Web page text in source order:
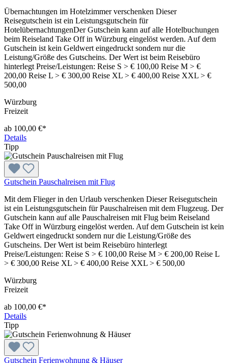
Übernachtungen im Hotelzimmer verschenken Dieser
Reisegutschein ist ein Leistungsgutschein für
HotelübernachtungenDer Gutschein kann auf alle Hotelbuchungen
beim Reiseland Take Off in Würzburg eingelöst werden. Auf dem
Gutschein ist kein Geldwert eingedruckt sondern nur die
Leistung/Größe des Gutscheins. Der Wert ist beim Reisebüro
hinterlegt Preise/Leistungen: Reise S > € 100,00 Reise M > €
200,00 Reise L > € 300,00 Reise XL > € 400,00 Reise XXL > €
500,00
Würzburg
Freizeit
ab 100,00 €*
Details
Tipp
Gutschein Pauschalreisen mit Flug
Mit dem Flieger in den Urlaub verschenken Dieser Reisegutschein
ist ein Leistungsgutschein für Pauschalreisen mit dem Flugzeug. Der
Gutschein kann auf alle Pauschalreisen mit Flug beim Reiseland
Take Off in Würzburg eingelöst werden. Auf dem Gutschein ist kein
Geldwert eingedruckt sondern nur die Leistung/Größe des
Gutscheins. Der Wert ist beim Reisebüro hinterlegt
Preise/Leistungen: Reise S > € 100,00 Reise M > € 200,00 Reise L
> € 300,00 Reise XL > € 400,00 Reise XXL > € 500,00
Würzburg
Freizeit
ab 100,00 €*
Details
Tipp
Gutschein Ferienwohnung & Häuser